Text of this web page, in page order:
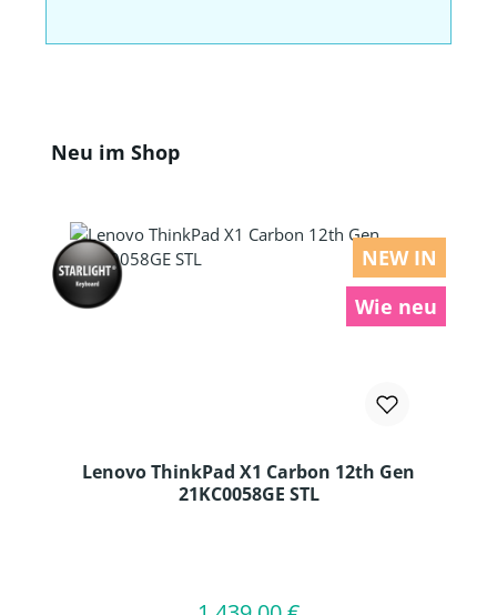
Produktgalerie überspringen
Neu im Shop
NEW IN
Wie neu
Lenovo ThinkPad X1 Carbon 12th Gen
21KC0058GE STL